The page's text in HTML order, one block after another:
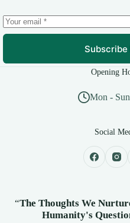
Subscribe
Opening
Mon -
Social
“The Thoughts We
Humanity's